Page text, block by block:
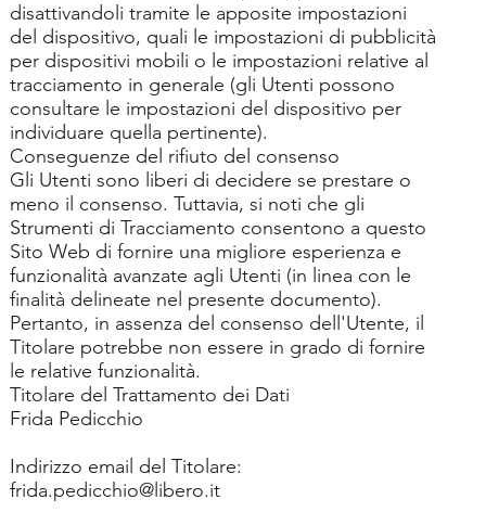
disattivandoli tramite le apposite impostazioni
del dispositivo, quali le impostazioni di pubblicità
per dispositivi mobili o le impostazioni relative al
tracciamento in generale (gli Utenti possono
consultare le impostazioni del dispositivo per
individuare quella pertinente).
Conseguenze del rifiuto del consenso
Gli Utenti sono liberi di decidere se prestare o
meno il consenso. Tuttavia, si noti che gli
Strumenti di Tracciamento consentono a questo
Sito Web di fornire una migliore esperienza e
funzionalità avanzate agli Utenti (in linea con le
finalità delineate nel presente documento).
Pertanto, in assenza del consenso dell'Utente, il
Titolare potrebbe non essere in grado di fornire
le relative funzionalità.
Titolare del Trattamento dei Dati
Frida Pedicchio
Indirizzo email del Titolare:
frida.pedicchio@libero.it